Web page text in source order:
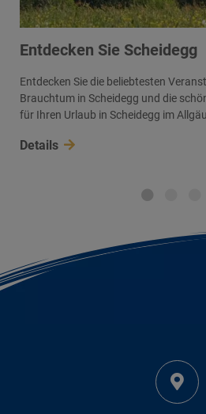
Entdecken Sie Scheidegg
Entdecken Sie die beliebtesten
Brauchtum in Scheidegg und die
für Ihren Urlaub in Scheidegg im
Details